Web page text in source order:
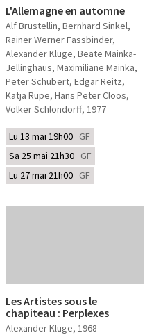
L'Allemagne en automne
Alf Brustellin, Bernhard Sinkel,
Rainer Werner Fassbinder,
Alexander Kluge, Beate Mainka-
Jellinghaus, Maximiliane Mainka,
Peter Schubert, Edgar Reitz,
Katja Rupe, Hans Peter Cloos,
Volker Schlöndorff, 1977
Lu 13 mai 19h00 GF
Sa 25 mai 21h30 GF
Lu 27 mai 21h00 GF
Les Artistes sous le
chapiteau : Perplexes
Alexander Kluge, 1968